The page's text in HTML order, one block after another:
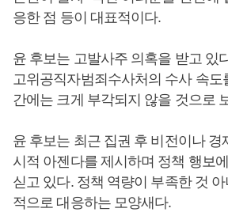
응한 점 등이 대표적이다.
윤 후보는 고발사주 의혹을 받고 있
고위공직자범죄수사처의 수사 속도
간에는 크게 부각되지 않을 것으로
윤 후보는 최근 집권 후 비전이나 경
시적 아젠다를 제시하며 정책 행보
싣고 있다. 정책 역량이 부족한 것
적으로 대응하는 모양새다.